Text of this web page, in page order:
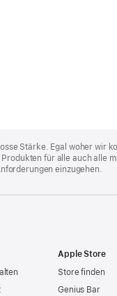
Stärke. Egal woher
für alle auch alle
einzugehen.
Apple Store
Store finden
Genius Bar